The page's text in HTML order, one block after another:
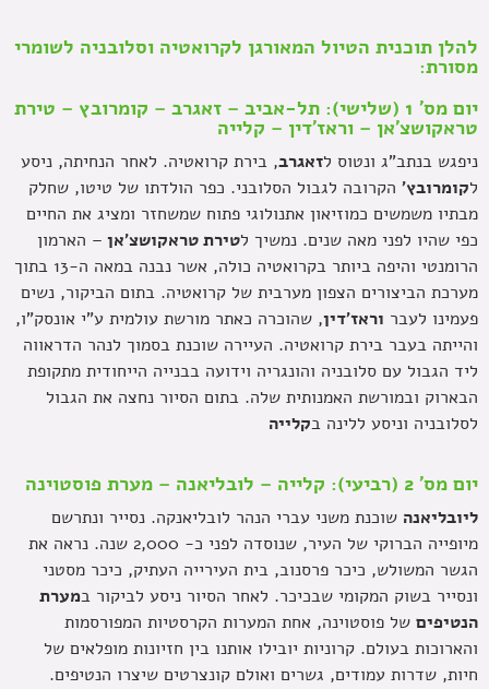
להלן תוכנית הטיול המאורגן לקרואטיה וסלובניה לשומרי
מסורת:
יום מס' 1 (שלישי): תל-אביב – זאגרב – קומרובץ – טירת
טראקושצ'אן – וראז'דין – קלייה
ניפגש בנתב"ג ונטוס לזאגרב, בירת קרואטיה. לאחר הנחיתה, ניסע
לקומרובץ' הקרובה לגבול הסלובני. כפר הולדתו של טיטו, שחלק
מבתיו משמשים כמוזיאון אתנולוגי פתוח שמשחזר ומציג את החיים
כפי שהיו לפני מאה שנים. נמשיך לטירת טראקושצ'אן – הארמון
הרומנטי והיפה ביותר בקרואטיה כולה, אשר נבנה במאה ה-13 בתוך
מערכת הביצורים הצפון מערבית של קרואטיה. בתום הביקור, נשים
פעמינו לעבר וראז'דין, שהוכרה כאתר מורשת עולמית ע"י אונסק"ו,
והייתה בעבר בירת קרואטיה. העיירה שוכנת בסמוך לנהר הדראווה
ליד הגבול עם סלובניה והונגריה וידועה בבנייה הייחודית מתקופת
הבארוק ובמורשת האמנותית שלה. בתום הסיור נחצה את הגבול
לסלובניה וניסע ללינה בקלייה
יום מס' 2 (רביעי): קלייה – לובליאנה – מערת פוסטוינה
ליובליאנה שוכנת משני עברי הנהר לובליאנקה. נסייר ונתרשם
מיופייה הברוקי של העיר, שנוסדה לפני כ- 2,000 שנה. נראה את
הגשר המשולש, כיכר פרסנוב, בית העירייה העתיק, כיכר מסטני
ונסייר בשוק המקומי שבכיכר. לאחר הסיור ניסע לביקור במערת
הנטיפים של פוסטוינה, אחת המערות הקרסטיות המפורסמות
והארוכות בעולם. קרוניות יובילו אותנו בין חזיונות מופלאים של
חיות, שדרות עמודים, גשרים ואולם קונצרטים שיצרו הנטיפים.